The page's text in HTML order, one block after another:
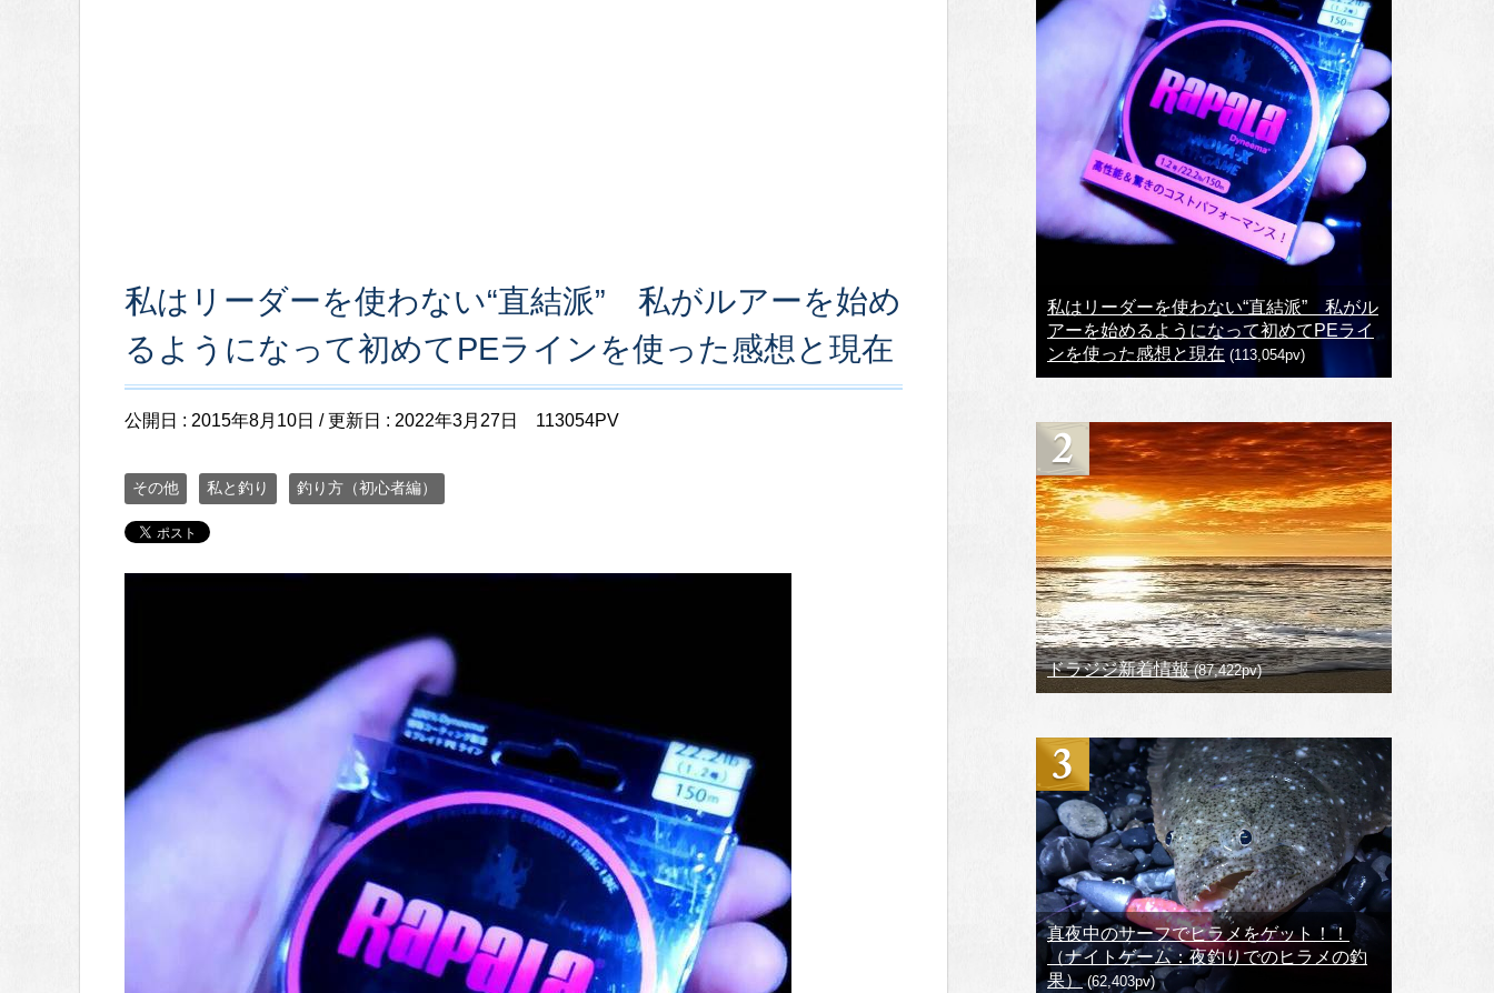
私はリーダーを使わない“直結派” 私がルアーを始め
るようになって初めてPEラインを使った感想と現在
公開日 : 2015年8月10日 / 更新日 : 2022年3月27日 113054PV
その他 私と釣り 釣り方（初心者編）
私はリーダーを使わない“直結派” 私がル
アーを始めるようになって初めてPEライ
ンを使った感想と現在 (113,054pv)
ドラジジ新着情報(87,422pv)
真夜中のサーフでヒラメをゲット！！
（ナイトゲーム：夜釣りでのヒラメの釣
果）(62,403pv)